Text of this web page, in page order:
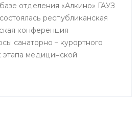
отделения «Алкино» ГАУЗ
республиканская
конференция
санаторно – курортного
этапа медицинской
80 – летнему юбилею